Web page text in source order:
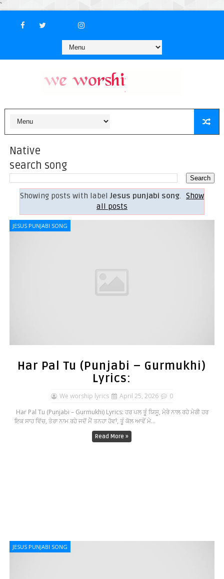
`
Native
search song
Showing posts with labelJesus punjabi song. Show
all posts
JESUS PUNJABI SONG
Har Pal Tu (Punjabi – Gurmukhi)
Lyrics:
We worship lyrics April 25, 2026
0
Har Pal Tu (Punjabi – Gurmukhi) Lyrics: ਹਰ ਪਲ ਤੂੰ ਯਿਸੂ, ਮੇਰੇ ਨਾਲ ਰਹੇ ਮੇਰੀ ਹਰ
ਇਕ ਸਾਹ ਵਿੱਚ, ਤੇਰਾ ਨਾਮ ਰਹੇ ਜਦੋਂ ਮੈਂ ਤਨਹਾ ਹੋਵਾਂ, ਤੂੰ ਕੋਲ ਆਵੇਂ ਮੇ...
Read More »
JESUS PUNJABI SONG